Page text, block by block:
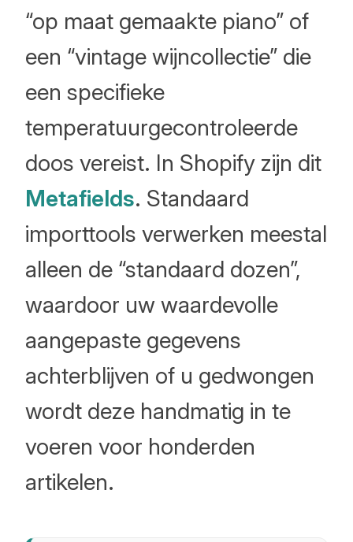
“op maat gemaakte piano” of
een “vintage wijncollectie” die
een specifieke
temperatuurgecontroleerde
doos vereist. In Shopify zijn dit
Metafields. Standaard
importtools verwerken meestal
alleen de “standaard dozen”,
waardoor uw waardevolle
aangepaste gegevens
achterblijven of u gedwongen
wordt deze handmatig in te
voeren voor honderden
artikelen.